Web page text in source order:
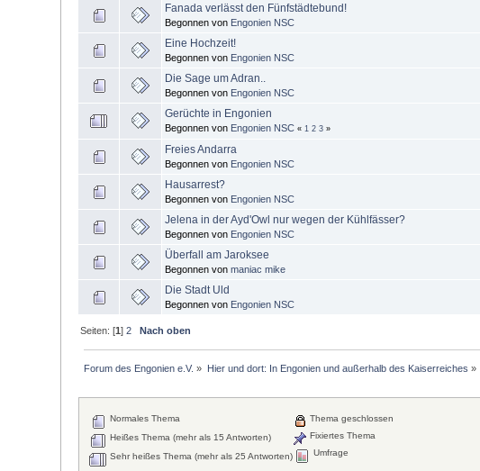
Fanada verlässt den Fünfstädtebund!
Begonnen von Engonien NSC
Eine Hochzeit!
Begonnen von Engonien NSC
Die Sage um Adran..
Begonnen von Engonien NSC
Gerüchte in Engonien
Begonnen von Engonien NSC « 1 2 3 »
Freies Andarra
Begonnen von Engonien NSC
Hausarrest?
Begonnen von Engonien NSC
Jelena in der Ayd'Owl nur wegen der Kühlfässer?
Begonnen von Engonien NSC
Überfall am Jaroksee
Begonnen vonmaniac mike
Die Stadt Uld
Begonnen von Engonien NSC
Seiten: [1]2 Nach oben
Forum des Engonien e.V. » Hier und dort: In Engonien und außerhalb des Kaiserreiches »
Normales Thema
Heißes Thema (mehr als 15 Antworten)
Sehr heißes Thema (mehr als 25 Antworten)
Thema geschlossen
Fixiertes Thema
Umfrage